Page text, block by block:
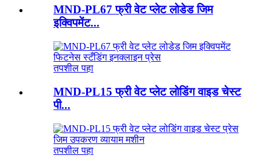
MND-PL67 फ्री वेट प्लेट लोडेड जिम
इक्विपमेंट...
तपशील पहा
MND-PL15 फ्री वेट प्लेट लोडिंग वाइड चेस्ट
पी...
तपशील पहा